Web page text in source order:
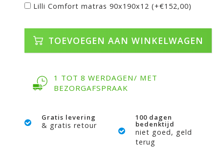
Lilli Comfort matras 90x190x12 (+€152,00)
TOEVOEGEN AAN WINKELWAGEN
1 TOT 8 WERDAGEN/ MET
BEZORGAFSPRAAK
Gratis levering
& gratis retour
100 dagen
bedenktijd
niet goed, geld
terug